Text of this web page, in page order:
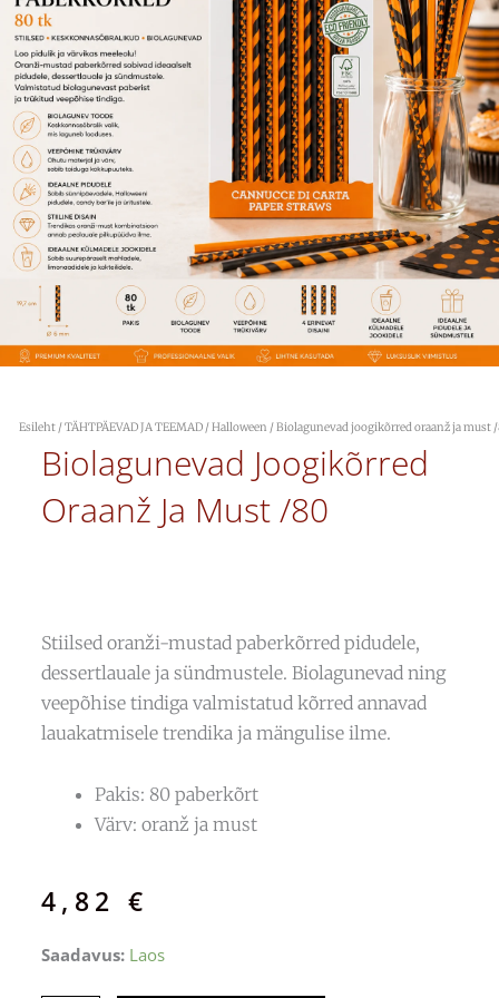
Esileht /TÄHTPÄEVAD JA TEEMAD /Halloween / Biolagunevad joogikõrred oraanž ja must
Biolagunevad Joogikõrred
Oraanž Ja Must /80
Stiilsed oranži-mustad paberkõrred pidudele,
dessertlauale ja sündmustele. Biolagunevad ning
veepõhise tindiga valmistatud kõrred annavad
lauakatmisele trendika ja mängulise ilme.
Pakis: 80 paberkõrt
Värv: oranž ja must
4,82 €
Saadavus: Laos
Biolagunevad